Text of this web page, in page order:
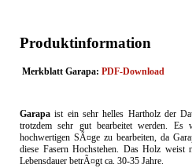
Produktinformation
Merkblatt Garapa: PDF-Download
Garapa ist ein sehr helles Hartholz der
trotzdem sehr gut bearbeitet werden.
hochwertigen SÃ¤ge zu bearbeiten, da
diese Fasern Hochstehen. Das Holz
Lebensdauer betrÃ¤gt ca. 30-35 Jahre.